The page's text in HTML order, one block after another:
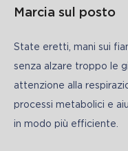
Marcia sul posto
State eretti, mani sui
senza alzare troppo le
attenzione alla
processi metabolici e
in modo più efficiente.